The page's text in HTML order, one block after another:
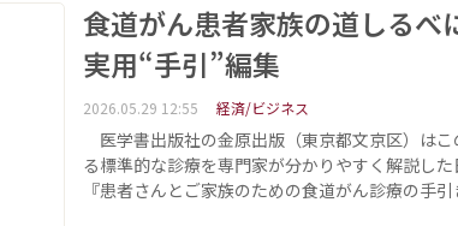
食道がん患者家族の道しる
実用“手引”編集
2026.05.29 12:55 経済/ビジネス
医学書出版社の金原出版（東京都文京区）は
る標準的な診療を専門家が分かりやすく解説し
『患者さんとご家族のための食道がん診療の手